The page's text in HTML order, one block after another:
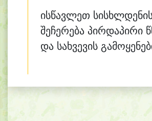
ისწავლეთ
შეჩერება პირდაპირი
და სახვევის